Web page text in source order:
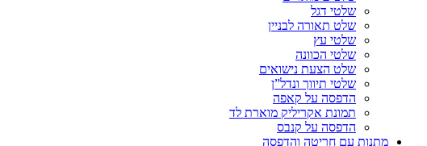
שלטי דגל
שלט תאורה לבניין
שלטי עץ
שלטי הכוונה
שלט הצעת נישואים
שלטי תיווך ונדל”ן
הדפסה על קאפה
תמונת אקריליק מוארת לד
הדפסה על קנבס
מתנות עם חריטה והדפסה